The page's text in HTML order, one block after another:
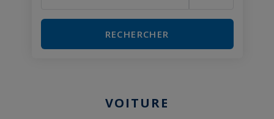
RECHERCHER
VOITURE